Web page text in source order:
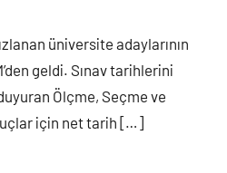
üniversite adaylarının
geldi. Sınav tarihlerini
Ölçme, Seçme ve
için net tarih […]